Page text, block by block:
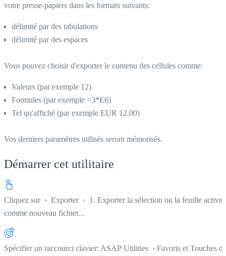
votre presse-papiers dans les formats suivants:
délimité par des tabulations
délimité par des espaces
Vous pouvez choisir d'exporter le contenu des cellules comme:
Valeurs (par exemple 12)
Formules (par exemple =3*E6)
Tel qu'affiché (par exemple EUR 12,00)
Vos derniers paramètres utilisés seront mémorisés.
Démarrer cet utilitaire
Cliquez sur › Exporter› 1. Exporter la sélection ou la feuille active
comme nouveau fichier...
Spécifier un raccourci clavier: ASAP Utilities › Favoris et Touches de